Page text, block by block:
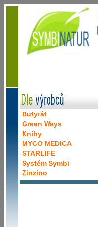
Butyrát
Green Ways
Knihy
MYCO MEDICA
STARLIFE
Systém Symbi
Zinzino